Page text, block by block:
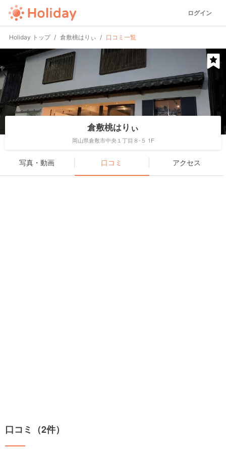
ログイン
Holiday トップ 倉敷桃はりぃ 口コミ一覧
倉敷桃はりぃ
岡山県倉敷市中央１丁目８-５ 1F
写真・動画 口コミ アクセス
口コミ（2件）